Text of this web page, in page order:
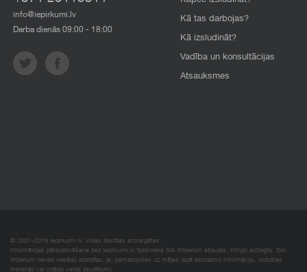
info@iepirkumi.lv
Darba dienās 09:00 - 18:00
Kā tas darbojas?
Kā izsludināt?
Vadība un konsultācijas
Atsauksmes
© 2007–2018 Iepirkumi.lv. Visas tiesības aizsargātas.
Informācijas pārpublicēšana bez iepirkumi.lv īpašnieka SIA Imperum atļaujas, stingri aizliegta. SIA
Imperum nenes nekādu atbildību, ja, pamatojoties uz mājas lapā atrodamo informāciju, radušies
materiāli vai citāda veida zaudējumi.